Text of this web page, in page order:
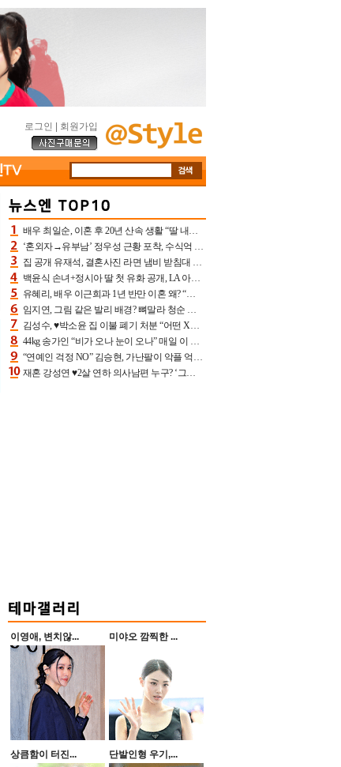
로그인 회원가입
배우 최일순, 이혼 후 20년 산속 생활 “딸 내가 버렸다고 원망‥맘 아파”(특종)[어제TV]
‘혼외자→유부남’ 정우성 근황 포착, 수식억 해킹 피해 후배 만났다 “존경하는”
집 공개 유재석, 결혼사진 라면 냄비 받침대 되고 분노‥가족사진도 피해(놀뭐)[어제TV]
백윤식 손녀+정시아 딸 첫 유화 공개, LA 아트쇼→서울국제조각페스타 작가다운 수준급 실력
유혜리, 배우 이근희과 1년 반만 이혼 왜? “식칼 꽂고 의자 던져” 충격 폭로(특종)[어제TV]
임지연, 그림 같은 발리 배경? 뼈말라 청순 비키니 핏에 상대 안 되네
김성수, ♥박소윤 집 이불 폐기 처분 “어떤 X이랑 썼을지 몰라” 질투(신랑수업2)[어제TV]
44kg 송가인 “비가 오나 눈이 오나” 매일 이 운동, 허벅지 근육량 상승+체지방 감소
“연예인 걱정 NO” 김승현, 가난팔이 악플 억울할만‥아내+딸과 日 여행
재혼 강성연 ♥2살 연하 의사남편 누구? ‘그알’ 자문의에 훈남 비주얼 초엘리트 스펙 [종합]
이영애, 변치않... 미야오 깜찍한 ...
상큼함이 터진... 단발인형 우기,...